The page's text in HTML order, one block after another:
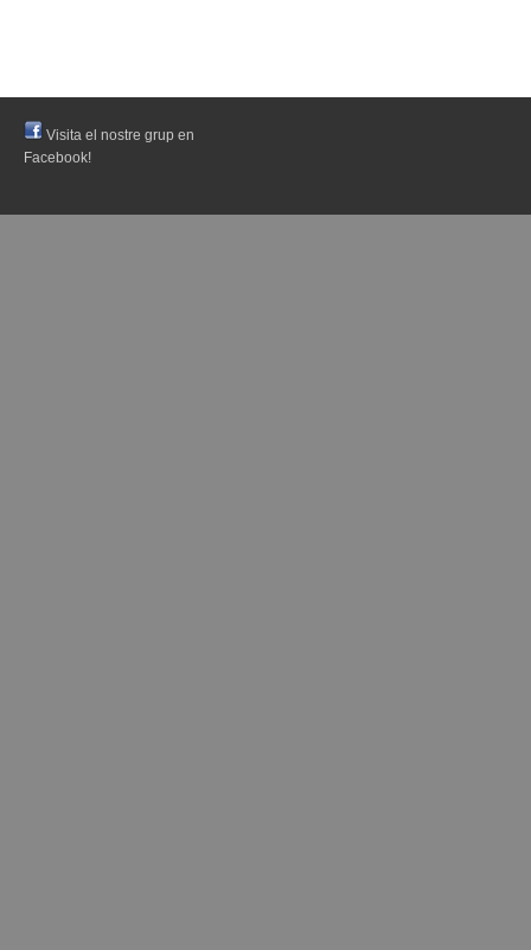
Visita el nostre grup en
Facebook!